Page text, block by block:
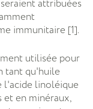
attribuées
immunitaire [1].
utilisée pour
tant qu'huile
l'acide linoléique
et en minéraux,